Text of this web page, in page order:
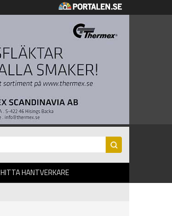
HITTA HANTVERKARE